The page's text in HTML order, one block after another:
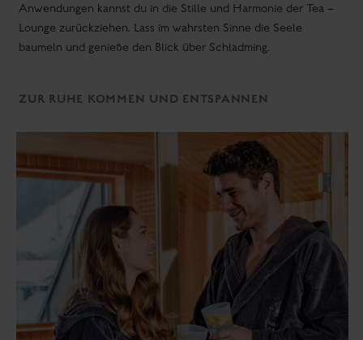
Anwendungen kannst du in die Stille und Harmonie der Tea –
Lounge zurückziehen. Lass im wahrsten Sinne die Seele
baumeln und genieße den Blick über Schladming.
ZUR RUHE KOMMEN UND ENTSPANNEN